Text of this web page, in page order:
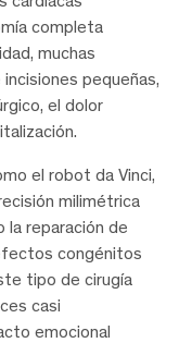
completa
muchas
pequeñas,
el dolor
el robot da Vinci,
milimétrica
la reparación de
congénitos
tipo de cirugía
casi
emocional